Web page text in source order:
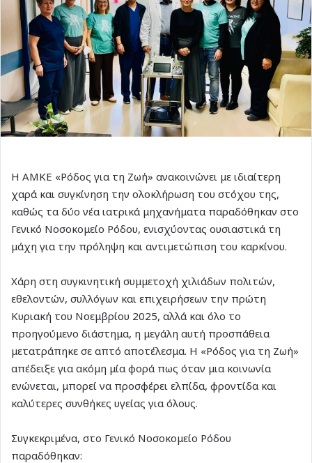
Η ΑΜΚΕ «Ρόδος για τη Ζωή» ανακοινώνει με ιδιαίτερη
χαρά και συγκίνηση την ολοκλήρωση του στόχου της,
καθώς τα δύο νέα ιατρικά μηχανήματα παραδόθηκαν στο
Γενικό Νοσοκομείο Ρόδου, ενισχύοντας ουσιαστικά τη
μάχη για την πρόληψη και αντιμετώπιση του καρκίνου.
Χάρη στη συγκινητική συμμετοχή χιλιάδων πολιτών,
εθελοντών, συλλόγων και επιχειρήσεων την πρώτη
Κυριακή του Νοεμβρίου 2025, αλλά και όλο το
προηγούμενο διάστημα, η μεγάλη αυτή προσπάθεια
μετατράπηκε σε απτό αποτέλεσμα. Η «Ρόδος για τη Ζωή»
απέδειξε για ακόμη μία φορά πως όταν μια κοινωνία
ενώνεται, μπορεί να προσφέρει ελπίδα, φροντίδα και
καλύτερες συνθήκες υγείας για όλους.
Συγκεκριμένα, στο Γενικό Νοσοκομείο Ρόδου
παραδόθηκαν: